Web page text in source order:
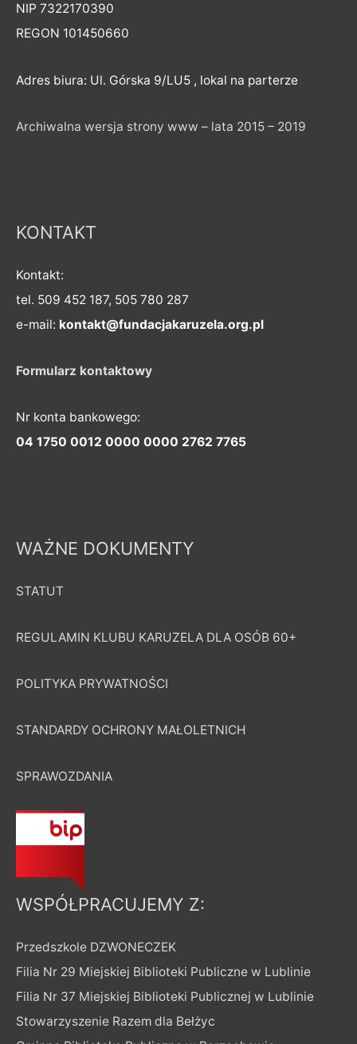
NIP 7322170390
REGON 101450660
Adres biura: Ul. Górska 9/LU5 , lokal na parterze
Archiwalna wersja strony www – lata 2015 – 2019
KONTAKT
Kontakt:
tel. 509 452 187, 505 780 287
e-mail: kontakt@fundacjakaruzela.org.pl
Formularz kontaktowy
Nr konta bankowego:
04 1750 0012 0000 0000 2762 7765
WAŻNE DOKUMENTY
STATUT
REGULAMIN KLUBU KARUZELA DLA OSÓB 60+
POLITYKA PRYWATNOŚCI
STANDARDY OCHRONY MAŁOLETNICH
SPRAWOZDANIA
WSPÓŁPRACUJEMY Z:
Przedszkole DZWONECZEK
Filia Nr 29 Miejskiej Biblioteki Publiczne w Lublinie
Filia Nr 37 Miejskiej Biblioteki Publicznej w Lublinie
Stowarzyszenie Razem dla Bełżyc